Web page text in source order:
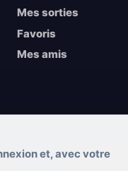
Mes sorties
Favoris
Mes amis
et, avec votre